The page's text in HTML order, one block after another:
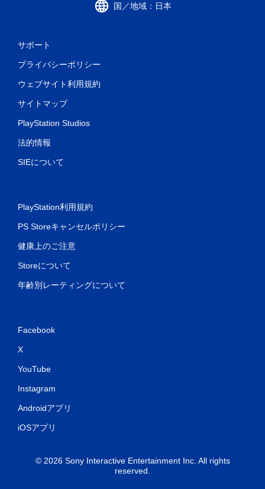
国／地域：日本
サポート
プライバシーポリシー
ウェブサイト利用規約
サイトマップ
PlayStation Studios
法的情報
SIEについて
PlayStation利用規約
PS Storeキャンセルポリシー
健康上のご注意
Storeについて
年齢別レーティングについて
Facebook
X
YouTube
Instagram
Androidアプリ
iOSアプリ
© 2026 Sony Interactive Entertainment Inc. All rights
reserved.